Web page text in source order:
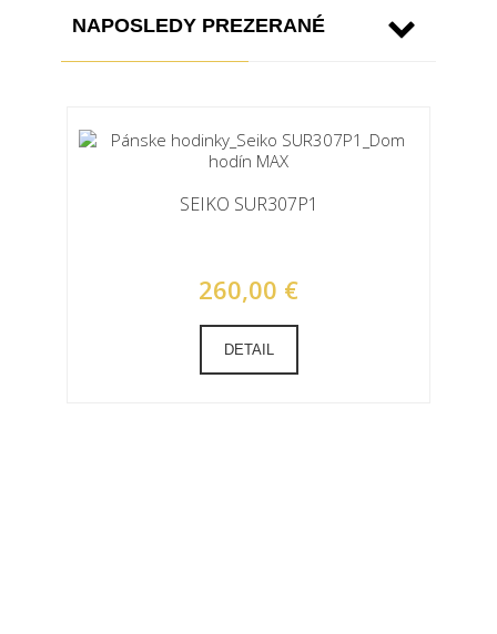
NAPOSLEDY PREZERANÉ
SEIKO SUR307P1
260,00 €
DETAIL